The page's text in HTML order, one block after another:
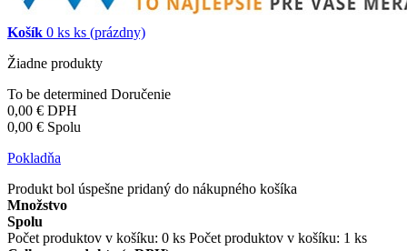
Košík 0 ks ks (prázdny)
Žiadne produkty
To be determined Doručenie
0,00 € DPH
0,00 € Spolu
Pokladňa
Produkt bol úspešne pridaný do nákupného košíka
Množstvo
Spolu
Počet produktov v košíku: 0 ks Počet produktov v košíku: 1 ks